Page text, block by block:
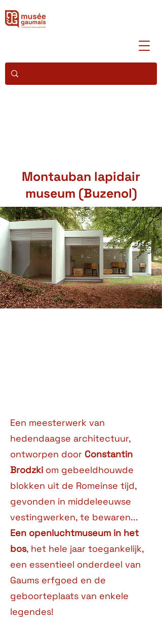
Montauban lapidair
museum (Buzenol)
Een meesterwerk van
hedendaagse architectuur,
ontworpen door Constantin
Brodzki om gebeeldhouwde
blokken uit de Romeinse tijd,
gevonden in middeleeuwse
vestingwerken, te bewaren...
Een openluchtmuseum in het
bos, het hele jaar toegankelijk,
een essentieel onderdeel van
Gaums erfgoed en de
geboorteplaats van enkele
legendes!